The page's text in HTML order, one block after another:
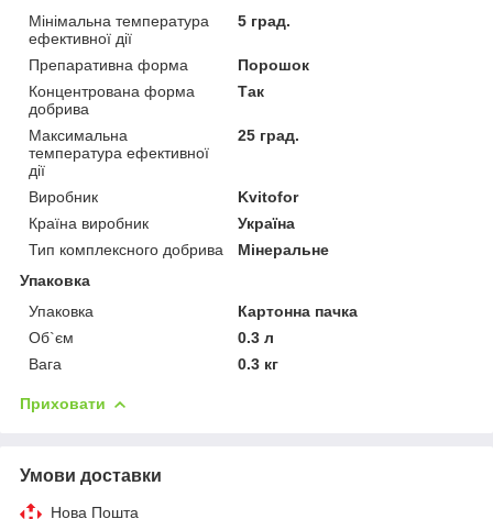
Мінімальна температура
ефективної дії
5 град.
Препаративна форма
Порошок
Концентрована форма
добрива
Так
Максимальна
температура ефективної
дії
25 град.
Виробник
Kvitofor
Країна виробник
Україна
Тип комплексного добрива
Мінеральне
Упаковка
Упаковка
Картонна пачка
Об`єм
0.3 л
Вага
0.3 кг
Приховати
Умови доставки
Нова Пошта